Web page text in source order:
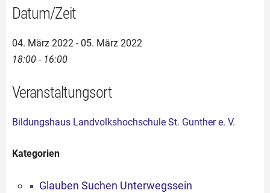
Datum/Zeit
04. März 2022 - 05. März 2022
18:00 - 16:00
Veranstaltungsort
Bildungshaus Landvolkshochschule St. Gunther e. V.
Kategorien
Glauben Suchen Unterwegssein